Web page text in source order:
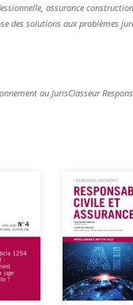
assurance
des solutions aux problèmes
au JurisClasseur